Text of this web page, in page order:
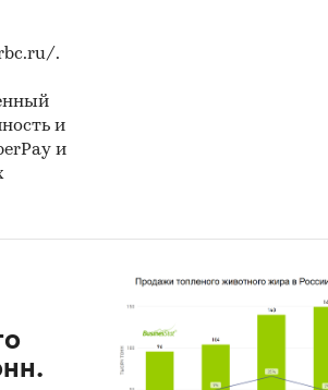
порталы)
СМИ
Поиск и анализ информации
проведение расчетов.
.
и
и